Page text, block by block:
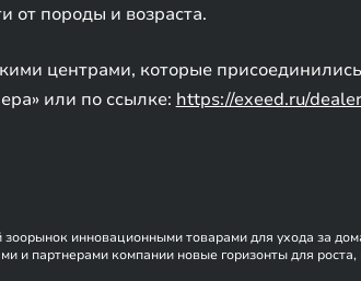
от породы и возраста.
центрами, которые
или по ссылке: https://exeed.ru/
зоорынок инновационными товарами для ухода за
и партнерами компании новые горизонты для роста,